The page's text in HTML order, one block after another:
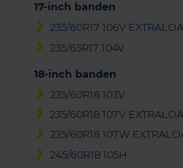
17-inch banden
235/60R17 106V
235/65R17 104V
18-inch banden
235/60R18 103V
235/60R18 107V
235/60R18 107W
245/60R18 105H